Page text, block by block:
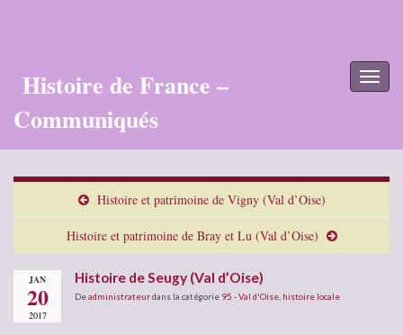
Histoire de France –
Communiqués
Histoire et patrimoine de Vigny (Val d’Oise)
Histoire et patrimoine de Bray et Lu (Val d’Oise)
JAN
20
2017
Histoire de Seugy (Val d’Oise)
Deadministrateurdans la catégorie 95 - Val d'Oise histoire locale